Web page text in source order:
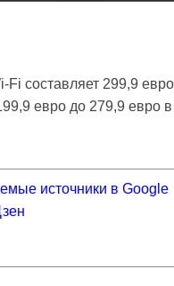
составляет 299,9
евро до 279,9 евро
источники в Google